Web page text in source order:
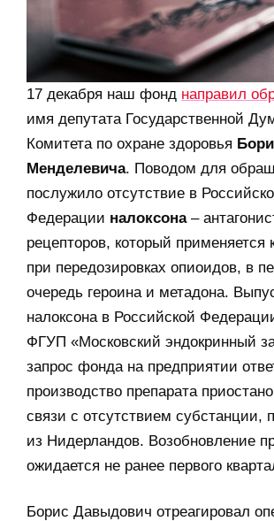
17 декабря наш фонд направил
имя депутата Государственной
Комитета по охране здоровья
Менделевича. Поводом для
послужило отсутствие в
Федерации налоксона–
рецепторов, который применяется
при передозировках опиоидов, в
очередь героина и метадона.
налоксона в Российской
ФГУП «Московский эндокринный
запрос фонда на предприятии
производство препарата
связи с отсутствием субстанции,
из Нидерландов. Возобновление
ожидается не ранее первого
Борис Давыдович отреагировал